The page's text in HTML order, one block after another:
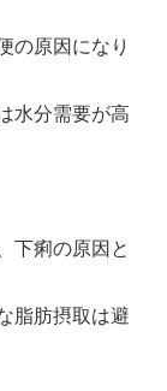
の原因になり
水分需要が高
下痢の原因と
脂肪摂取は避